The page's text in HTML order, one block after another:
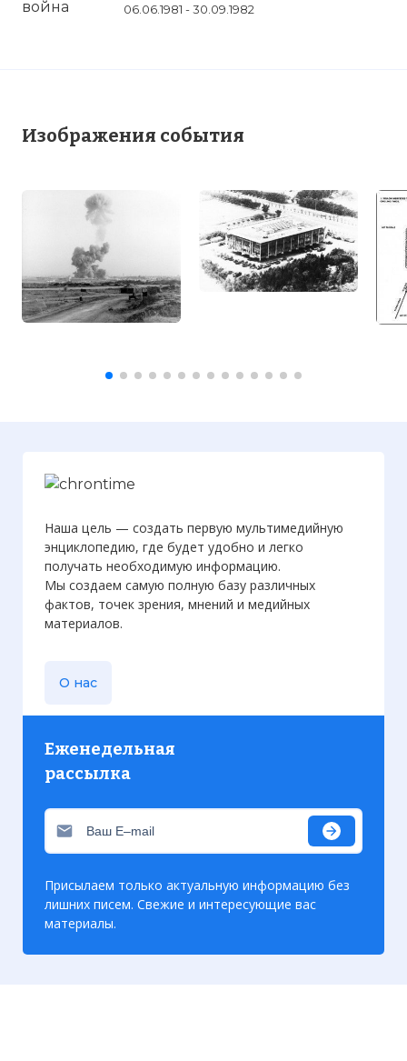
06.06.1981 - 30.09.1982
Изображения события
☓
миротворцев в Бейруте - погибло около
300 человек
Наша цель — создать первую мультимедийную
энциклопедию, где будет удобно и легко
получать необходимую информацию.
Мы создаем самую полную базу различных
фактов, точек зрения, мнений и медийных
материалов.
О нас
Еженедельная
рассылка
Присылаем только актуальную информацию без
лишних писем. Свежие и интересующие вас
материалы.